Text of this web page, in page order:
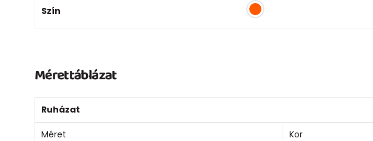
Szín
Mérettáblázat
Ruházat
Méret Kor